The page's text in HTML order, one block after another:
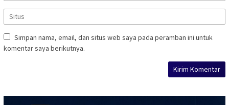
Simpan nama, email, dan situs web saya pada peramban ini untuk
komentar saya berikutnya.